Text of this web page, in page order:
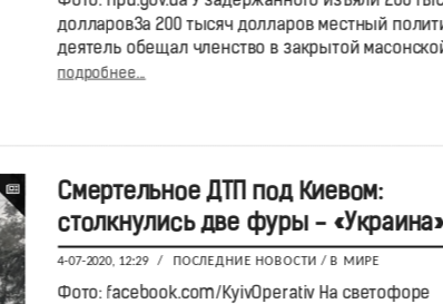
долларовЗа 200 тысяч долларов местный
деятель обещал членство в закрытой
подробнее...
Смертельное ДТП под Киевом:
столкнулись две фуры - «Украина»
4-07-2020, 12:29 / ПОСЛЕДНИЕ НОВОСТИ / В МИРЕ
Фото: facebook.com/KyivOperativ На светофоре